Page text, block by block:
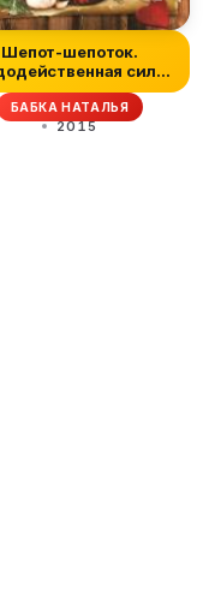
Шепот-шепоток.
сила
слов
БАБКА НАТАЛЬЯ
2015